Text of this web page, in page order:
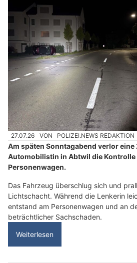
27.07.26 VON POLIZEI.NEWS REDAKTION
Am späten Sonntagabend verlor
Automobilistin in Abtwil die Kontrolle
Personenwagen.
Das Fahrzeug überschlug sich und
Lichtschacht. Während die Lenkerin
entstand am Personenwagen und an
beträchtlicher Sachschaden.
Weiterlesen